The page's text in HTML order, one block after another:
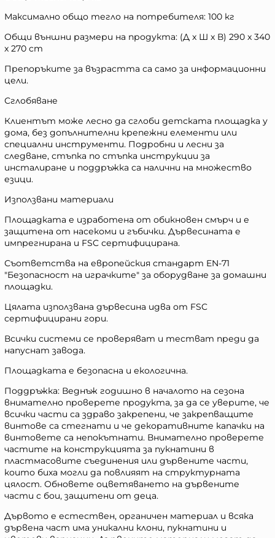
Максимално общо тегло на потребителя: 100 кг
Общи външни размери на продукта: (Д x Ш x В) 290 x 340
x 270 cm
Препоръките за възрастта са само за информационни
цели.
Сглобяване
Клиентът може лесно да сглоби детската площадка у
дома, без допълнителни крепежни елементи или
специални инструменти. Подробни и лесни за
следване, стъпка по стъпка инструкции за
инсталиране и поддръжка са налични на множество
езици.
Използвани материали
Площадката е изработена от обикновен смърч и е
защитена от насекоми и гъбички. Дървесината е
импрегнирана и FSC сертифицирана.
Съответства на европейския стандарт EN-71
"Безопасност на играчките" за оборудване за домашни
площадки.
Цялата използвана дървесина идва от FSC
сертифицирани гори.
Всички системи се проверяват и тестват преди да
напуснат завода.
Площадката е безопасна и екологична.
Поддръжка: Веднъж годишно в началото на сезона
внимателно проверете продукта, за да се уверите, че
всички части са здраво закрепени, че закрепващите
винтове са стегнати и че декоративните капачки на
винтовете са непокътнати. Внимателно проверете
частите на конструкцията за пукнатини в
пластмасовите съединения или дървените части,
които биха могли да повлияят на структурната
цялост. Обновете оцветяването на дървените
части с бои, защитени от деца.
Дървото е естествен, органичен материал и всяка
дървена част има уникални клони, пукнатини и